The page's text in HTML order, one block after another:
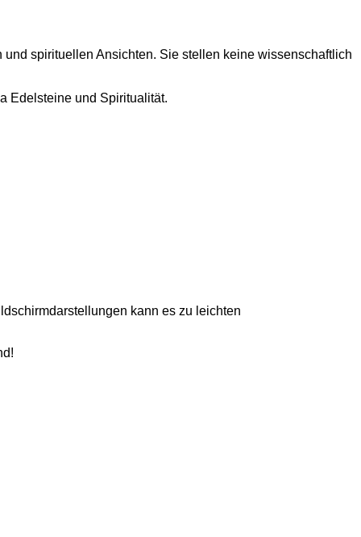
spirituellen Ansichten. Sie stellen keine wissenschaftlich
Edelsteine und Spiritualität.
kann es zu leichten